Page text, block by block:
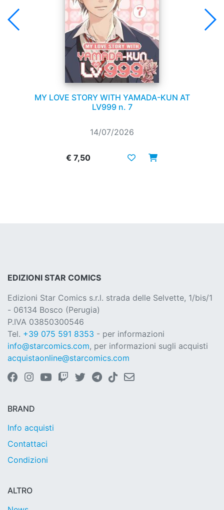
MY LOVE STORY WITH YAMADA-KUN AT
LV999 n. 7
14/07/2026
€ 7,50
EDIZIONI STAR COMICS
Edizioni Star Comics s.r.l. strada delle Selvette, 1/bis/1
- 06134 Bosco (Perugia)
P.IVA 03850300546
Tel. +39 075 591 8353 - per informazioni
info@starcomics.com, per informazioni sugli acquisti
acquistaonline@starcomics.com
BRAND
Info acquisti
Contattaci
Condizioni
ALTRO